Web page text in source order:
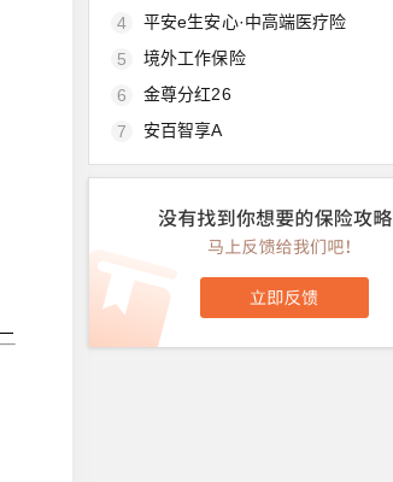
4
平安e生安心·中高端医疗险
5
境外工作保险
6
金尊分红26
7
安百智享A